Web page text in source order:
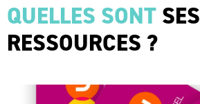
QUELLES SONT SES
RESSOURCES ?